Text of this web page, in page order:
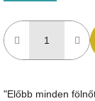
"Előbb minden